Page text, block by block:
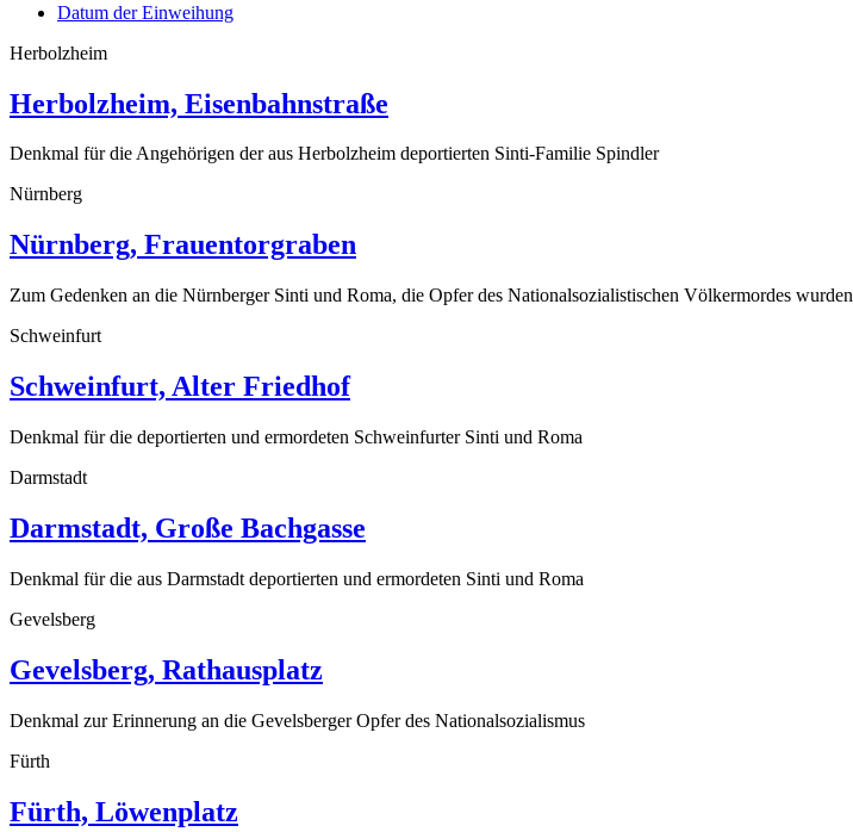
Datum der Einweihung
Herbolzheim
Herbolzheim, Eisenbahnstraße
Denkmal für die Angehörigen der aus Herbolzheim deportierten Sinti-Familie Spindler
Nürnberg
Nürnberg, Frauentorgraben
Zum Gedenken an die Nürnberger Sinti und Roma, die Opfer des Nationalsozialistischen Völkermordes wurden
Schweinfurt
Schweinfurt, Alter Friedhof
Denkmal für die deportierten und ermordeten Schweinfurter Sinti und Roma
Darmstadt
Darmstadt, Große Bachgasse
Denkmal für die aus Darmstadt deportierten und ermordeten Sinti und Roma
Gevelsberg
Gevelsberg, Rathausplatz
Denkmal zur Erinnerung an die Gevelsberger Opfer des Nationalsozialismus
Fürth
Fürth, Löwenplatz